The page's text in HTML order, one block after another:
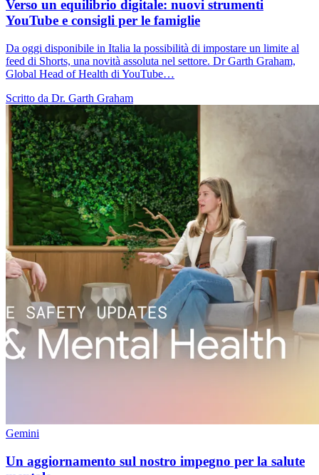
Verso un equilibrio digitale: nuovi strumenti
YouTube e consigli per le famiglie
Da oggi disponibile in Italia la possibilità di impostare un limite al
feed di Shorts, una novità assoluta nel settore. Dr Garth Graham,
Global Head of Health di YouTube…
Scritto da Dr. Garth Graham
Gemini
Un aggiornamento sul nostro impegno per la salute